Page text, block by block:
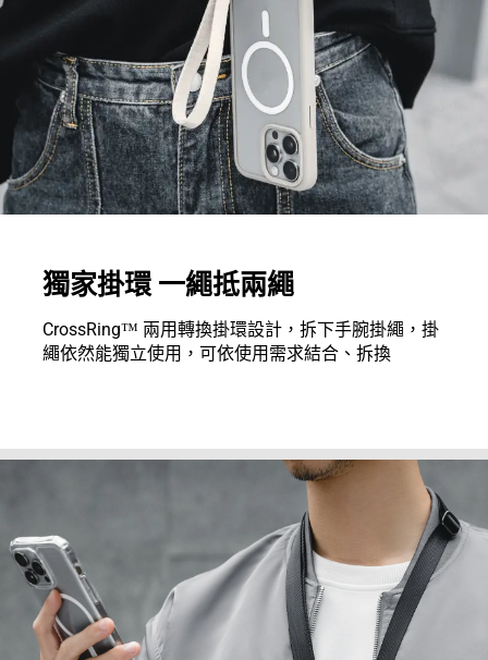
獨家掛環 一繩抵兩繩
CrossRing™ 兩用轉換掛環設計，拆下手腕掛繩，掛
繩依然能獨立使用，可依使用需求結合、拆換